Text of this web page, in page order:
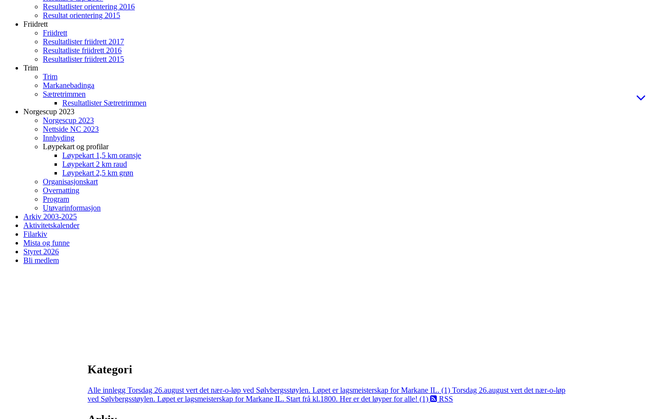
Resultatlister orientering 2016
Resultat orientering 2015
Friidrett
Friidrett
Resultatlister friidrett 2017
Resultatliste friidrett 2016
Resultatlister friidrett 2015
Trim
Trim
Markanebadinga
Sætretrimmen
Resultatlister Sætretrimmen
Norgescup 2023
Norgescup 2023
Nettside NC 2023
Innbyding
Løypekart og profilar
Løypekart 1,5 km oransje
Løypekart 2 km raud
Løypekart 2,5 km grøn
Organisasjonskart
Overnatting
Program
Utøvarinformasjon
Arkiv 2003-2025
Aktivitetskalender
Filarkiv
Mista og funne
Styret 2026
Bli medlem
Kategori
Alle innlegg Torsdag 26.august vert det nær-o-løp ved Sølvbergsstøylen. Løpet er lagsmeisterskap for Markane IL. (1) Torsdag 26.august vert det nær-o-løp
ved Sølvbergsstøylen. Løpet er lagsmeisterskap for Markane IL. Start frå kl.1800. Her er det løyper for alle! (1)
RSS